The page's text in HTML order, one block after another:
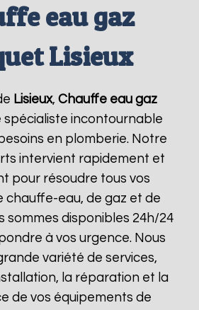
eau gaz
Lisieux
Lisieux,Chauffe eau gaz
spécialiste incontournable
en plomberie. Notre
intervient rapidement et
pour résoudre tous vos
chauffe-eau, de gaz et de
sommes disponibles 24h/24
à vos urgence. Nous
variété de services,
la réparation et la
de vos équipements de